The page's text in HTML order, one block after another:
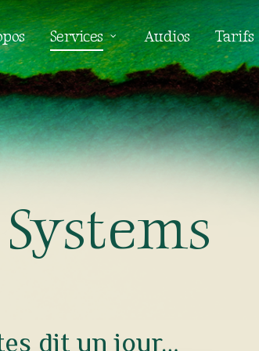
Services Audios Tarifs
Systems
dit un jour…